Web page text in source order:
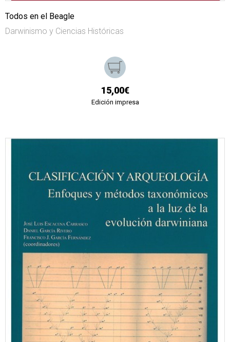
Todos en el Beagle
Darwinismo y Ciencias Históricas
15,00€
Edición impresa